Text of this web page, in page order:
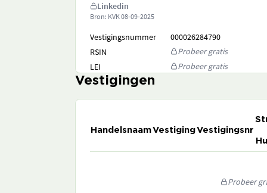
Linkedin
Bron: KVK08-09-2025
Vestigingsnummer
000026284790
RSIN
Probeer gratis
LEI
Probeer gratis
Vestigingen
HandelsnaamVestigingVestigingsnr
Probeer